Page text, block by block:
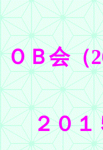
ＯＢ会（
２０１